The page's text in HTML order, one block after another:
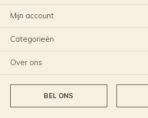
Mijn account
Categorieën
Over ons
BEL ONS